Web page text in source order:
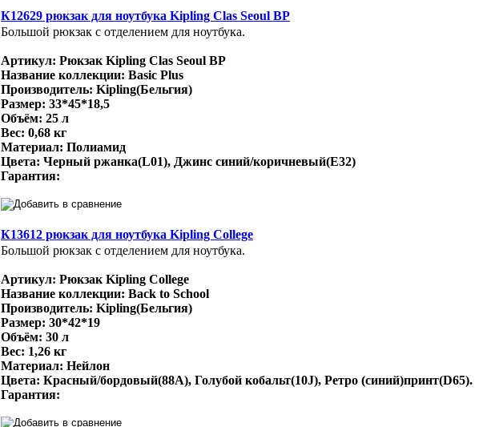
К12629 рюкзак для ноутбука Kipling Clas Seoul BP
Большой рюкзак с отделением для ноутбука.
Артикул: Рюкзак Kipling Clas Seoul BP
Название коллекции: Basic Plus
Производитель: Kipling(Бельгия)
Размер: 33*45*18,5
Объём: 25 л
Вес: 0,68 кг
Материал: Полиамид
Цвета: Черный ржанка(L01), Джинс синий/коричневый(Е32)
Гарантия:
К13612 рюкзак для ноутбука Kipling College
Большой рюкзак с отделением для ноутбука.
Артикул: Рюкзак Kipling College
Название коллекции: Back to School
Производитель: Kipling(Бельгия)
Размер: 30*42*19
Объём: 30 л
Вес: 1,26 кг
Материал: Нейлон
Цвета: Красный/бордовый(88А), Голубой кобальт(10J), Ретро (синий)принт(D65).
Гарантия: